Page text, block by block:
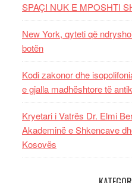
SPAÇI NUK E MPOSHTI
New York, qyteti që
botën
Kodi zakonor dhe
e gjalla madhështore të
Kryetari i Vatrës Dr. Elmi
Akademinë e Shkencave
Kosovës